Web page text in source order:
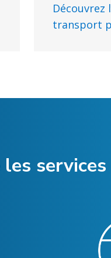
Découvrez
transport